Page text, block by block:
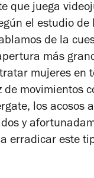
que juega
el estudio de
de la
más
mujeres en
de movimientos
los acosos
y
erradicar este